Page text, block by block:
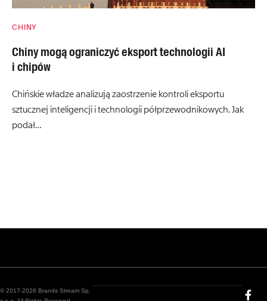
CHINY
Chiny mogą ograniczyć eksport technologii AI
i chipów
Chińskie władze analizują zaostrzenie kontroli eksportu
sztucznej inteligencji i technologii półprzewodnikowych. Jak
podał…
© 2017-2026 Brands Stream Sp.